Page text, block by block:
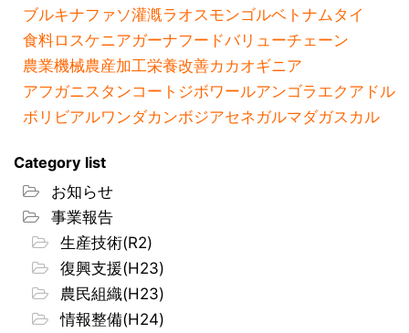
ブルキナファソ灌漑ラオスモンゴルベトナムタイ
食料ロスケニアガーナフードバリューチェーン
農業機械農産加工栄養改善カカオギニア
アフガニスタンコートジボワールアンゴラ エクアドル
ボリビアルワンダカンボジアセネガルマダガスカル
Category list
お知らせ
事業報告
生産技術(R2)
復興支援(H23)
農民組織(H23)
情報整備(H24)